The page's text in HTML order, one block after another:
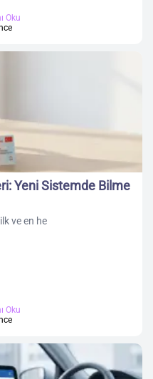
Oku
Yeni Sistemde Bilme
ve en he
Oku